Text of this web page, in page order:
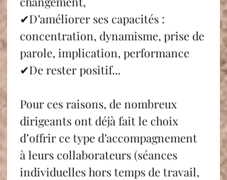
✔D’améliorer ses capacités :
concentration, dynamisme, prise de
parole, implication, performance
✔De rester positif...
Pour ces raisons, de nombreux
dirigeants ont déjà fait le choix
d’offrir ce type d’accompagnement
à leurs collaborateurs (séances
individuelles hors temps de travail,